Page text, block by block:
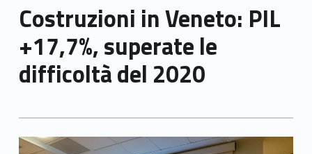
Costruzioni in Veneto: PIL
+17,7%, superate le
difficoltà del 2020